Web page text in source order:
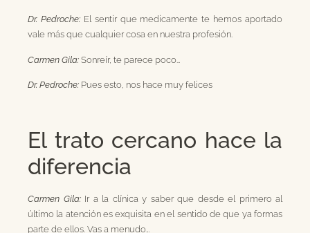
Dr. Pedroche:El sentir que medicamente te hemos aportado
vale más que cualquier cosa en nuestra profesión.
Carmen Gila:Sonreír, te parece poco…
Dr. Pedroche: Pues esto, nos hace muy felices
El trato cercano hace la
diferencia
Carmen Gila:Ir a la clínica y saber que desde el primero al
último la atención es exquisita en el sentido de que ya formas
parte de ellos. Vas a menudo…